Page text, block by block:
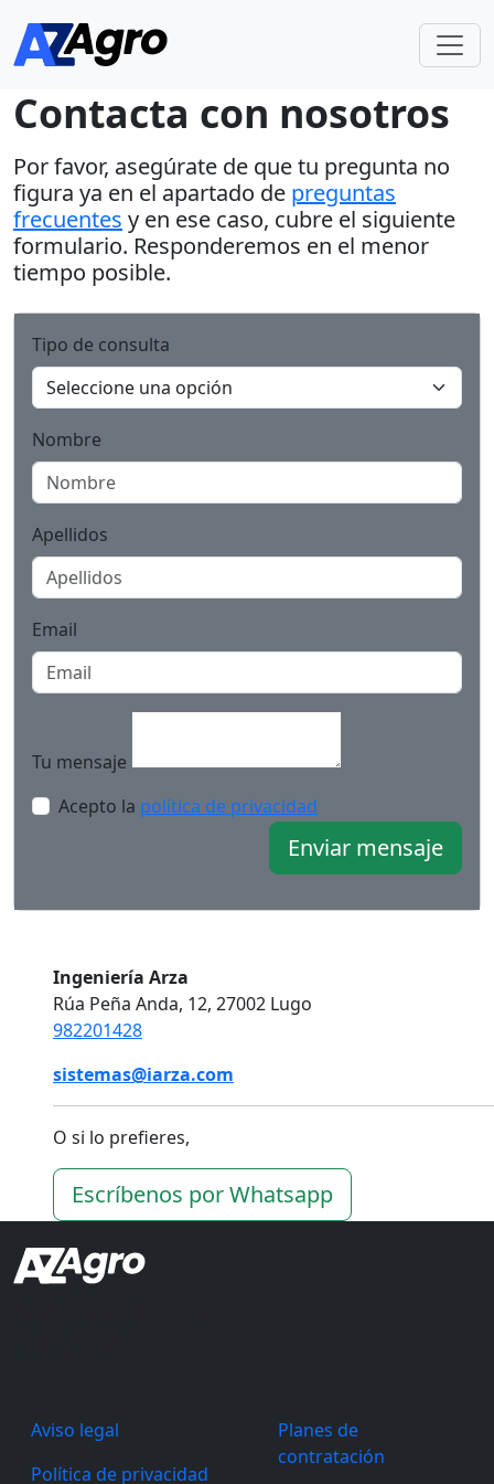
Contacta con nosotros
Por favor, asegúrate de que tu pregunta no
figura ya en el apartado de preguntas
frecuentes y en ese caso, cubre el siguiente
formulario. Responderemos en el menor
tiempo posible.
Tipo de consulta
Nombre
Apellidos
Email
Tu mensaje
Acepto la política de privacidad
Enviar mensaje
Ingeniería Arza
Rúa Peña Anda, 12, 27002 Lugo
982201428
sistemas@iarza.com
O si lo prefieres,
Escríbenos por Whatsapp
Aviso legal
Política de privacidad
Planes de
contratación